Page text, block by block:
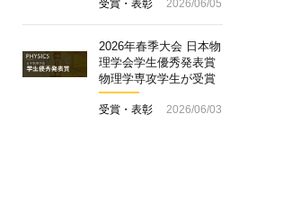
受賞・表彰 2026/06/05
2026年春季大会 日本物
理学会学生優秀発表賞
物理学専攻学生が受賞
受賞・表彰 2026/06/03